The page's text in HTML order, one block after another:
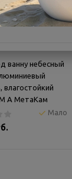
А"
ванну небесный
влагостойкий
А МетаКам
Мало